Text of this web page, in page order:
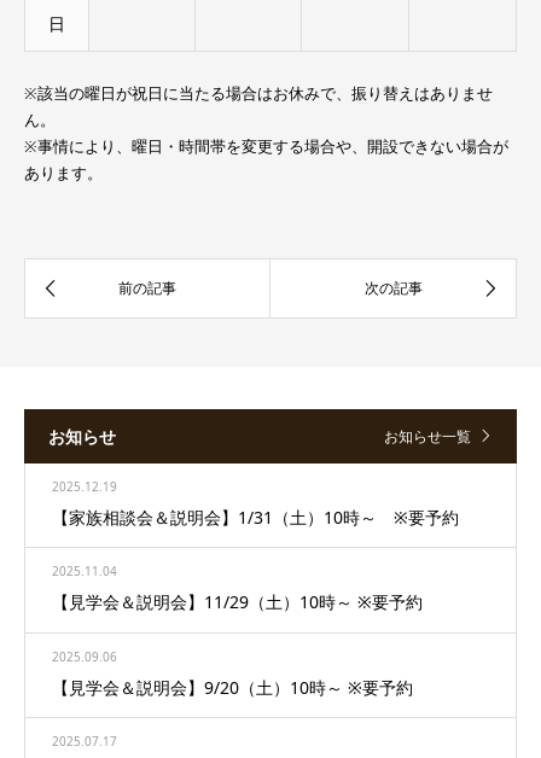
日
※該当の曜日が祝日に当たる場合はお休みで、振り替えはありませ
ん。
※事情により、曜日・時間帯を変更する場合や、開設できない場合が
あります。
お知らせ お知らせ一覧
2025.12.19
【家族相談会＆説明会】1/31（土）10時～ ※要予約
2025.11.04
【見学会＆説明会】11/29（土）10時～ ※要予約
2025.09.06
【見学会＆説明会】9/20（土）10時～ ※要予約
2025.07.17